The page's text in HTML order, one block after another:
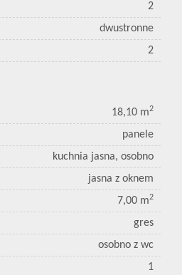
2
dwustronne
2
18,10 m2
panele
kuchnia jasna, osobno
jasna z oknem
7,00 m2
gres
osobno z wc
1